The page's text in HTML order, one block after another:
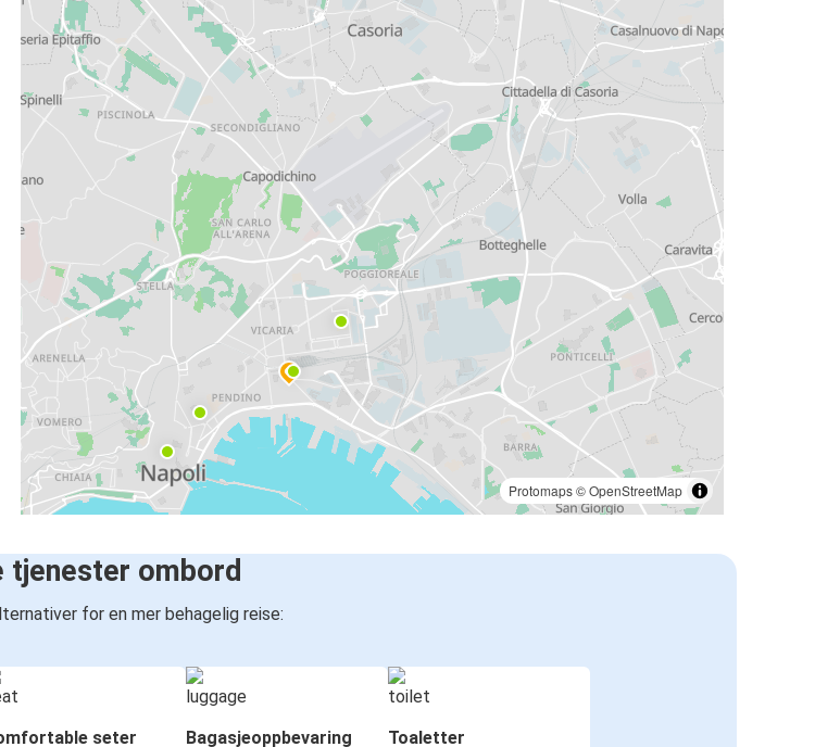
Protomaps©OpenStreetMap
tjenester ombord
for en mer behagelig reise:
seter Bagasjeoppbevaring Toaletter